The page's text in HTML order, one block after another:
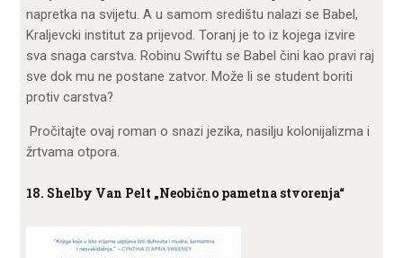
napretka na svijetu. A u samom središtu nalazi se Babel,
Kraljevcki institut za prijevod. Toranj je to iz kojega izvire
sva snaga carstva. Robinu Swiftu se Babel čini kao pravi raj
sve dok mu ne postane zatvor. Može li se student boriti
protiv carstva?
Pročitajte ovaj roman o snazi jezika, nasilju kolonijalizma i
žrtvama otpora.
18. Shelby Van Pelt „Neobično pametna stvorenja“